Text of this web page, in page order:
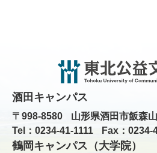
酒田キャンパス
〒998-8580
山形県酒田市飯森
Tel：0234-41-1111
Fax：0234-
鶴岡キャンパス（大学院）